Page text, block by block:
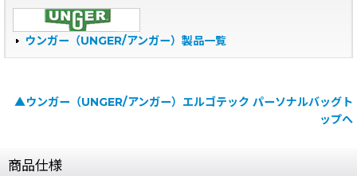
ウンガー（UNGER/アンガー）製品一覧
▲ウンガー（UNGER/アンガー）エルゴテック パーソナルバッグト
ップへ
商品仕様